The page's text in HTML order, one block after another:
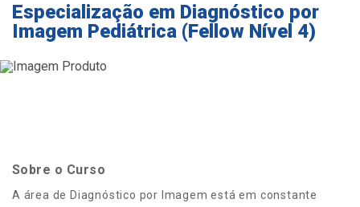
Especialização em Diagnóstico por
Imagem Pediátrica (Fellow Nível 4)
Sobre o Curso
A área de Diagnóstico por Imagem está em constante